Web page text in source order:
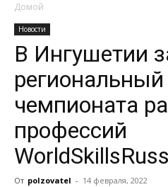
Домой
Новости
В Ингушетии
региональный
чемпионата
профессий
От polzovatel - 14 февраля, 2022